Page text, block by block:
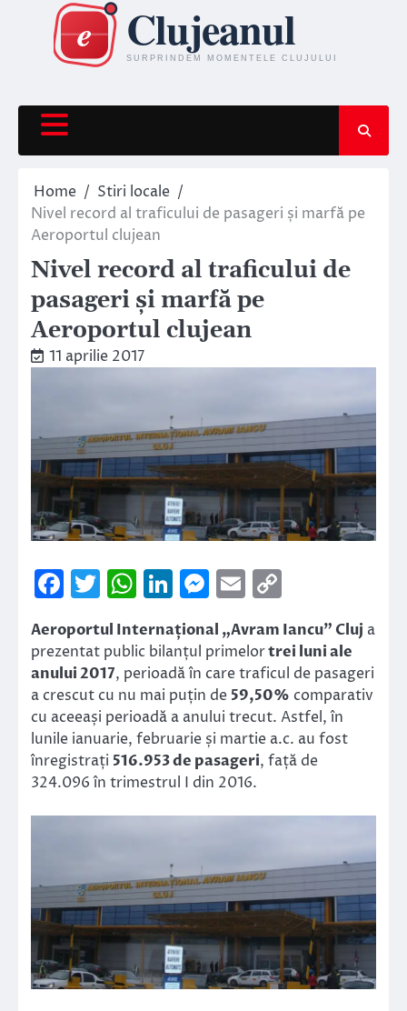
content
Home
Stiri locale
Nivel record al traficului de pasageri și marfă pe
Aeroportul clujean
Nivel record al traficului de
pasageri și marfă pe
Aeroportul clujean
11 aprilie 2017
Facebook
Twitter
WhatsApp
LinkedIn
Messenger
Email
Link
Aeroportul Internațional „Avram Iancu” Cluj a
prezentat public bilanțul primelortrei luni ale
anului 2017, perioadă în care traficul de pasageri
a crescut cu nu mai puțin de 59,50% comparativ
cu aceeași perioadă a anului trecut. Astfel, în
lunile ianuarie, februarie și martie a.c. au fost
înregistrați 516.953 de pasageri, față de
324.096 în trimestrul I din 2016.